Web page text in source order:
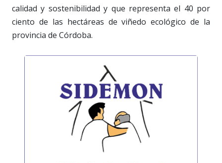
calidad y sostenibilidad y que representa el 40 por
ciento de las hectáreas de viñedo ecológico de la
provincia de Córdoba.